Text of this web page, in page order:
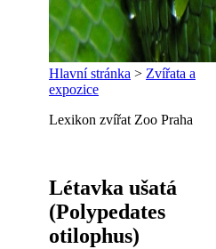
Hlavní stránka > Zvířata a
expozice
Lexikon zvířat Zoo Praha
Létavka ušatá
(Polypedates
otilophus)